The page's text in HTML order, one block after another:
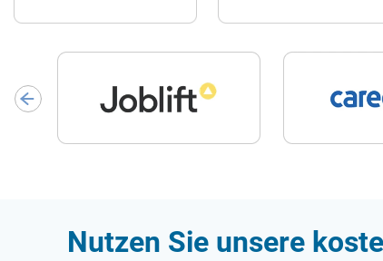
Nutzen Sie unsere